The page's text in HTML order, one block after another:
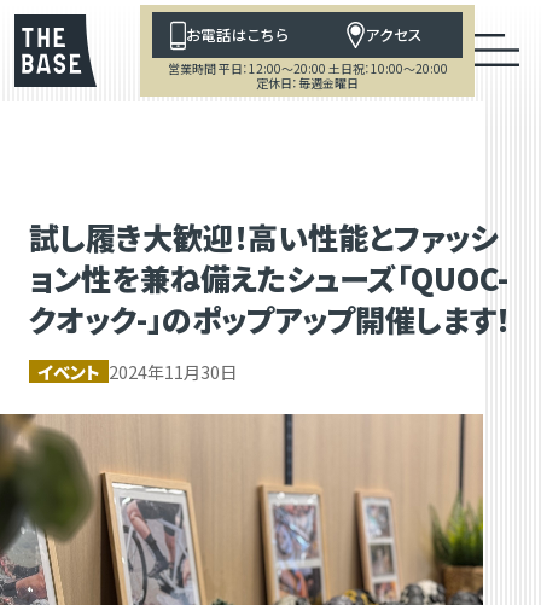
お電話はこちら アクセス
営業時間 平日：12:00～20:00 土日祝：10:00～20:00
定休日：毎週金曜日
試し履き大歓迎！高い性能とファッシ
ョン性を兼ね備えたシューズ「QUOC-
クオック-」のポップアップ開催します！
イベント 2024年11月30日